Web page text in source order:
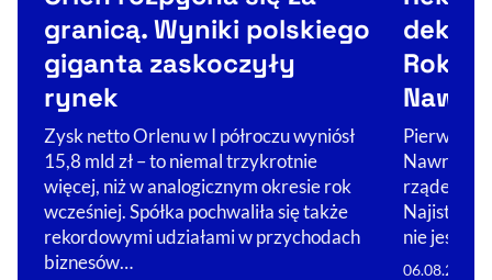
granicą. Wyniki polskiego
giganta zaskoczyły
rynek
Zysk netto Orlenu w I półroczu wyniósł
15,8 mld zł – to niemal trzykrotnie
więcej, niż w analogicznym okresie rok
wcześniej. Spółka pochwaliła się także
rekordowymi udziałami w przychodach
biznesów…
Rok
Pierwszy
rządem
nie jest
06.08.2026